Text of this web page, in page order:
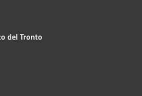
del Tronto